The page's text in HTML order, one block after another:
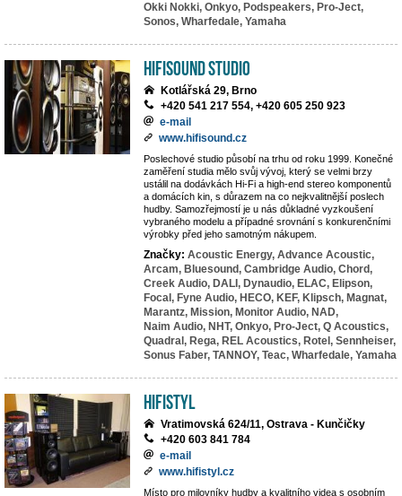
Okki Nokki, Onkyo, Podspeakers, Pro-Ject,
Sonos, Wharfedale, Yamaha
HifiSound Studio
Kotlářská 29, Brno
+420 541 217 554, +420 605 250 923
e-mail
www.hifisound.cz
Poslechové studio působí na trhu od roku 1999. Konečné
zaměření studia mělo svůj vývoj, který se velmi brzy
ustálil na dodávkách Hi-Fi a high-end stereo komponentů
a domácích kin, s důrazem na co nejkvalitnější poslech
hudby. Samozřejmostí je u nás důkladné vyzkoušení
vybraného modelu a případné srovnání s konkurenčními
výrobky před jeho samotným nákupem.
Značky: Acoustic Energy, Advance Acoustic,
Arcam, Bluesound, Cambridge Audio, Chord,
Creek Audio, DALI, Dynaudio, ELAC, Elipson,
Focal, Fyne Audio, HECO, KEF, Klipsch, Magnat,
Marantz, Mission, Monitor Audio, NAD,
Naim Audio, NHT, Onkyo, Pro-Ject, Q Acoustics,
Quadral, Rega, REL Acoustics, Rotel, Sennheiser,
Sonus Faber, TANNOY, Teac, Wharfedale, Yamaha
HiFiStyl
Vratimovská 624/11, Ostrava - Kunčičky
+420 603 841 784
e-mail
www.hifistyl.cz
Místo pro milovníky hudby a kvalitního videa s osobním